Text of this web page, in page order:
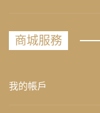
商城服務
我的帳戶